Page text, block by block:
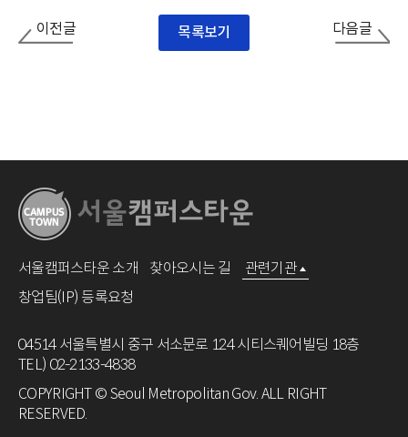
이전글 목록보기 다음글
서울캠퍼스타운 소개 찾아오시는 길
관련기관
창업팀(IP) 등록요청
04514 서울특별시 중구 서소문로 124 시티스퀘어빌딩 18층
TEL) 02-2133-4838
COPYRIGHT © Seoul Metropolitan Gov. ALL RIGHT
RESERVED.